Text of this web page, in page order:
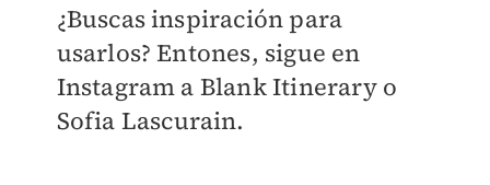
¿Buscas inspiración para
usarlos? Entones, sigue en
Instagram a Blank Itinerary o
Sofia Lascurain.